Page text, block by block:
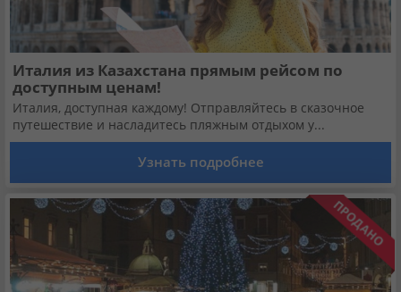
Италия из Казахстана прямым рейсом по
доступным ценам!
Италия, доступная каждому! Отправляйтесь в сказочное
путешествие и насладитесь пляжным отдыхом у...
Узнать подробнее